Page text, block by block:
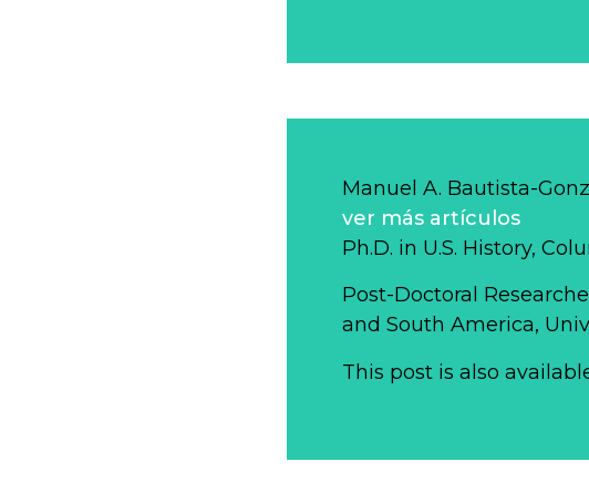
Manuel A. Bautista-
ver más artículos
Ph.D. in U.S. History,
Post-Doctoral
and South America,
This post is also